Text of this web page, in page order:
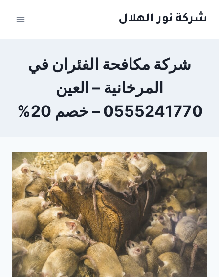
شركة نور الهلال
شركة مكافحة الفئران في
المرخانية – العين
0555241770 – خصم 20%